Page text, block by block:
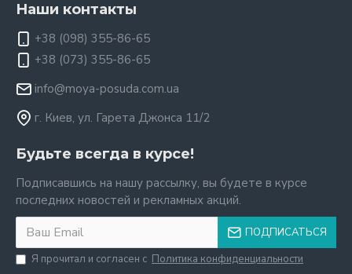
Наши контакты
+38 (098) 355-86-65
+38 (073) 355-86-65
info@moya-posuda.com.ua
г. Киев, ул. Гарета Джонса 11/2
Будьте всегда в курсе!
Подписавшись на нашу рассылку, вы будете в курсе
последних новостей и рекламных акций.
ПОДПИСАТЬСЯ
Я прочитал и согласен с Политика конфиденциальности